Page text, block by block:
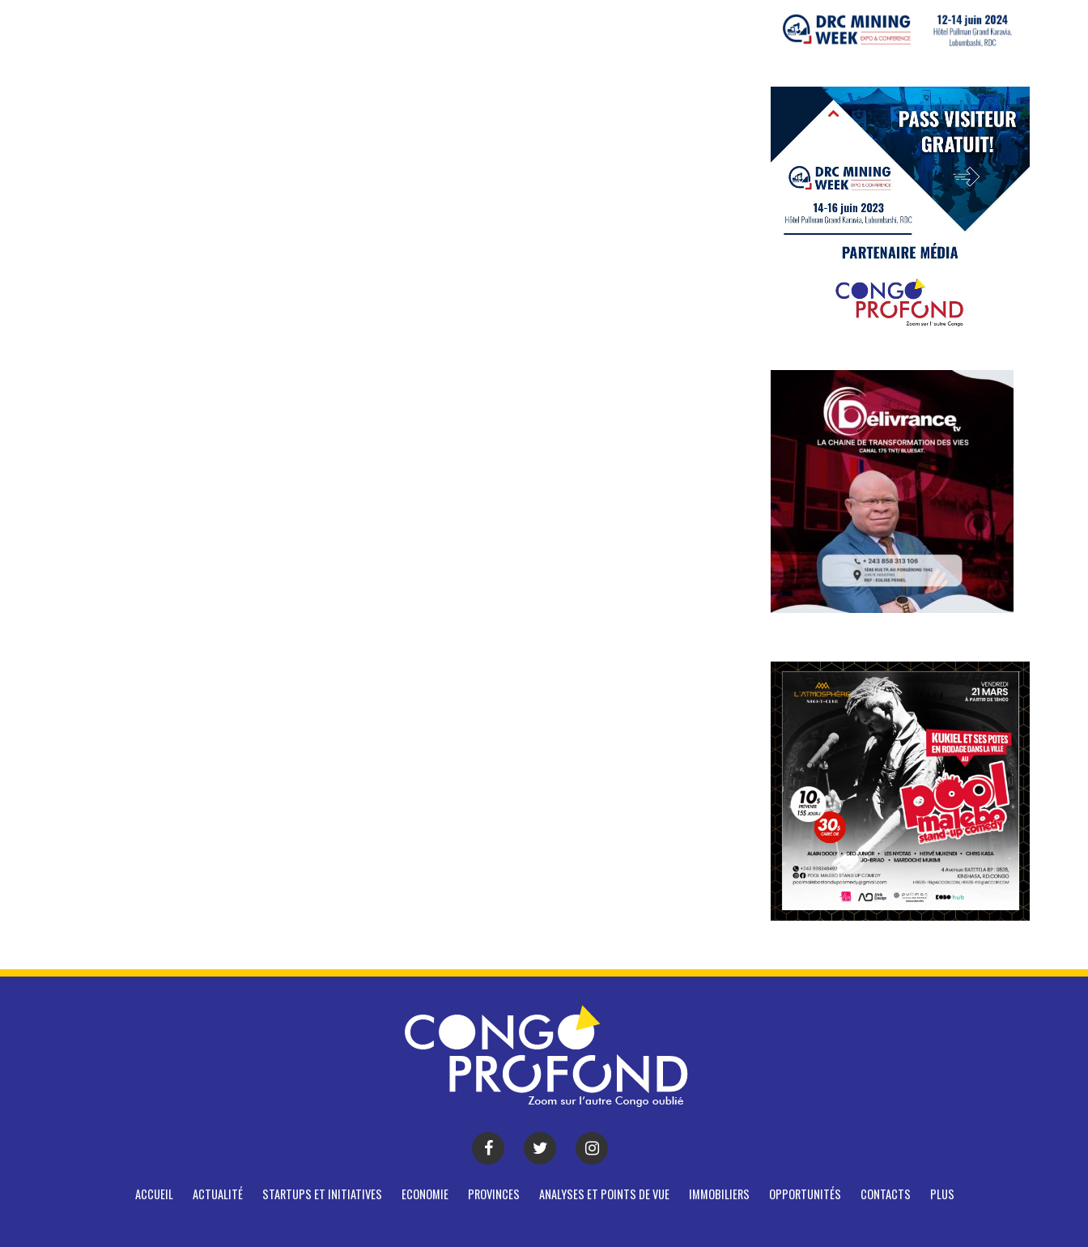
ACCUEIL ACTUALITÉ STARTUPS ET INITIATIVES ECONOMIE PROVINCES ANALYSES ET POINTS DE VUE IMMOBILIERS OPPORTUNITÉS CONTACTS PLUS